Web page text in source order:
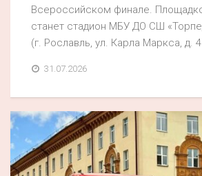
Всероссийском финале.
станет стадион МБУ ДО СШ
(г. Рославль, ул. Карла Маркса, д.
31.07.2026